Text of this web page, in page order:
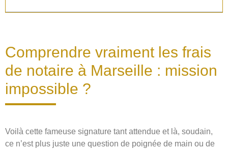
Comprendre vraiment les frais
de notaire à Marseille : mission
impossible ?
Voilà cette fameuse signature tant attendue et là, soudain,
ce n’est plus juste une question de poignée de main ou de